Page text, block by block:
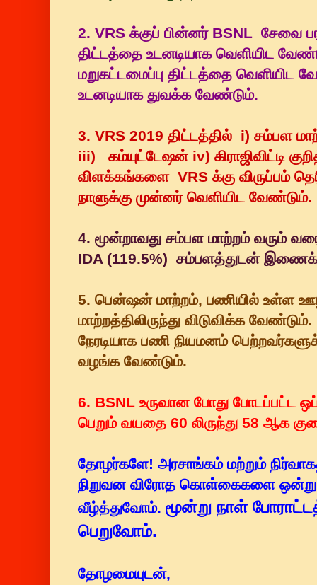
2. VRS க்குப் பின்னர் BSNL சேவை
திட்டத்தை உடனடியாக வெளியிட
மறுகட்டமைப்பு திட்டத்தை வெளியிட
உடனடியாக துவக்க வேண்டும்.
3. VRS 2019 திட்டத்தில் i) சம்பள
iii) கம்யுட்டேஷன் iv) கிராஜிவிட்டி
விளக்கங்களை VRS க்கு விருப்பம்
நாளுக்கு முன்னர் வெளியிட வேண்டும்.
4. மூன்றாவது சம்பள மாற்றம் வரும்
IDA (119.5%) சம்பளத்துடன்
5. பென்ஷன் மாற்றம், பணியில் உள்ள
மாற்றத்திலிருந்து விடுவிக்க
நேரடியாக பணி நியமனம்
வழங்க வேண்டும்.
6. BSNL உருவான போது போடப்பட்ட
பெறும் வயதை 60 லிருந்து 58 ஆக
தோழர்களே! அரசாங்கம் மற்றும்
நிறுவன விரோத கொள்கைகளை ஒன்று
வீழ்த்துவோம். மூன்று நாள்
பெறுவோம்.
தோழமையுடன்,